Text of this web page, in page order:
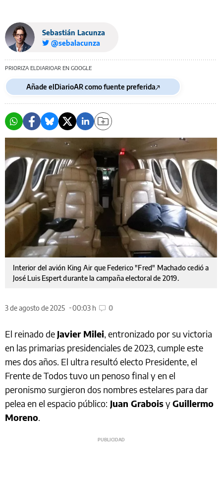
Sebastián Lacunza
@sebalacunza
PRIORIZA ELDIARIOAR EN GOOGLE
Añade elDiarioAR como fuente preferida
Interior del avión King Air que Federico "Fred" Machado cedió a
José Luis Espert durante la campaña electoral de 2019.
3 de agosto de 2025 00:03 h 0
El reinado de Javier Milei, entronizado por su victoria
en las primarias presidenciales de 2023, cumple este
mes dos años. El ultra resultó electo Presidente, el
Frente de Todos tuvo un penoso final y en el
peronismo surgieron dos nombres estelares para dar
pelea en el espacio público: Juan GraboisyGuillermo
Moreno.